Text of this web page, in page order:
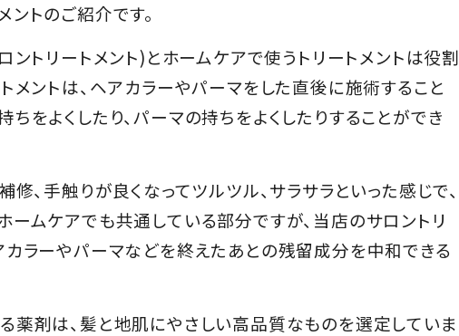
トのご紹介です。
ントリートメント)とホームケアで使うトリートメントは役割
メントは、ヘアカラーやパーマをした直後に施術すること
をよくしたり、パーマの持ちをよくしたりすることができ
修、手触りが良くなってツルツル、サラサラといった感じで、
ームケアでも共通している部分ですが、当店のサロントリ
カラーやパーマなどを終えたあとの残留成分を中和できる
薬剤は、髪と地肌にやさしい高品質なものを選定していま